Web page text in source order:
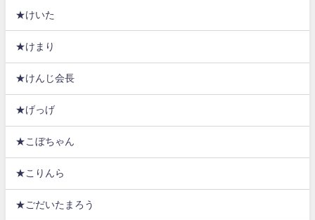
★けいた
★けまり
★けんじ会長
★げっげ
★こぼちゃん
★こりんら
★ごだいたまろう